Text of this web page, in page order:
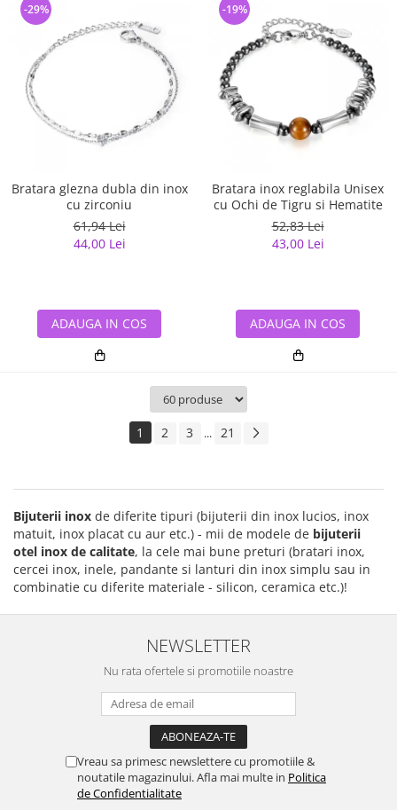
Bratara glezna dubla din inox
cu zirconiu
61,94 Lei
44,00 Lei
-29%
ADAUGA IN COS
Bratara inox reglabila Unisex
cu Ochi de Tigru si Hematite
52,83 Lei
43,00 Lei
-19%
ADAUGA IN COS
1 2 3 ... 21
Bijuterii inox de diferite tipuri (bijuterii din inox lucios, inox
matuit, inox placat cu aur etc.) - mii de modele de bijuterii
otel inox de calitate, la cele mai bune preturi (bratari inox,
cercei inox, inele, pandante si lanturi din inox simplu sau in
combinatie cu diferite materiale - silicon, ceramica etc.)!
NEWSLETTER
Nu rata ofertele si promotiile noastre
Vreau sa primesc newslettere cu promotiile &
noutatile magazinului. Afla mai multe in Politica
de Confidentialitate